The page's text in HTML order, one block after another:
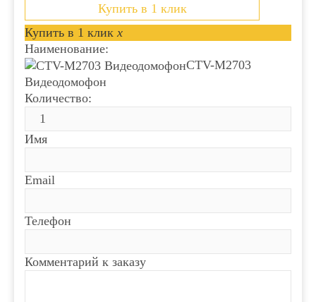
Купить в 1 клик
Купить в 1 клик x
Наименование:
CTV-M2703
Видеодомофон
Количество:
Имя
Email
Телефон
Комментарий к заказу